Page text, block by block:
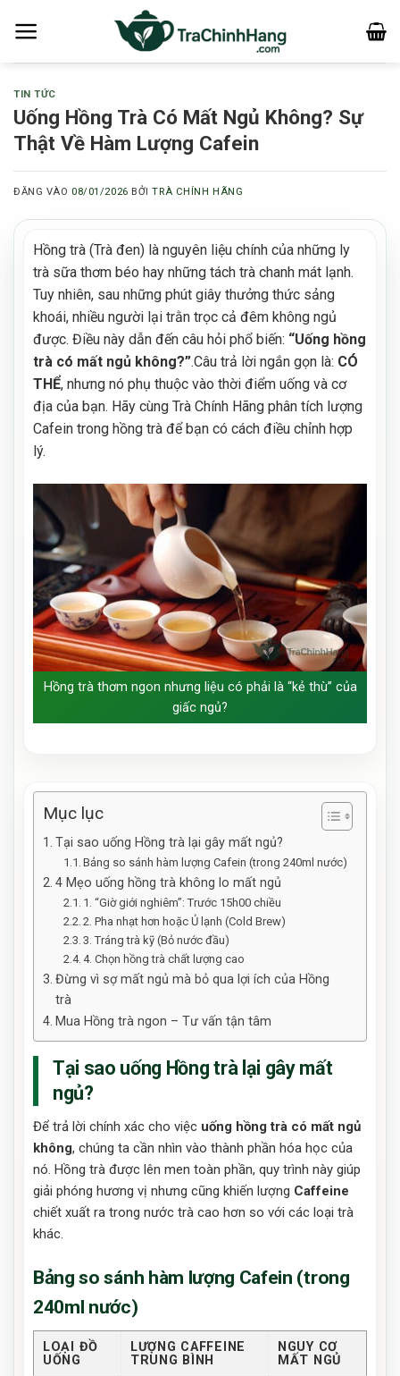
qua
TIN TỨC
Uống Hồng Trà Có Mất Ngủ Không? Sự
Thật Về Hàm Lượng Cafein
ĐĂNG VÀO 08/01/2026 BỞITRÀ CHÍNH HÃNG
Hồng trà (Trà đen) là nguyên liệu chính của những ly
trà sữa thơm béo hay những tách trà chanh mát lạnh.
Tuy nhiên, sau những phút giây thưởng thức sảng
khoái, nhiều người lại trằn trọc cả đêm không ngủ
được. Điều này dẫn đến câu hỏi phổ biến: “Uống hồng
trà có mất ngủ không?”.Câu trả lời ngắn gọn là: CÓ
THỂ, nhưng nó phụ thuộc vào thời điểm uống và cơ
địa của bạn. Hãy cùng Trà Chính Hãng phân tích lượng
Cafein trong hồng trà để bạn có cách điều chỉnh hợp
lý.
Hồng trà thơm ngon nhưng liệu có phải là “kẻ thù” của
giấc ngủ?
Mục lục
Tại sao uống Hồng trà lại gây mất ngủ?
Bảng so sánh hàm lượng Cafein (trong 240ml nước)
4 Mẹo uống hồng trà không lo mất ngủ
1. “Giờ giới nghiêm”: Trước 15h00 chiều
2. Pha nhạt hơn hoặc Ủ lạnh (Cold Brew)
3. Tráng trà kỹ (Bỏ nước đầu)
4. Chọn hồng trà chất lượng cao
Đừng vì sợ mất ngủ mà bỏ qua lợi ích của Hồng
trà
Mua Hồng trà ngon – Tư vấn tận tâm
Tại sao uống Hồng trà lại gây mất
ngủ?
Để trả lời chính xác cho việc uống hồng trà có mất ngủ
không, chúng ta cần nhìn vào thành phần hóa học của
nó. Hồng trà được lên men toàn phần, quy trình này giúp
giải phóng hương vị nhưng cũng khiến lượng Caffeine
chiết xuất ra trong nước trà cao hơn so với các loại trà
khác.
Bảng so sánh hàm lượng Cafein (trong
240ml nước)
LOẠI ĐỒ
UỐNG
LƯỢNG CAFFEINE
TRUNG BÌNH
NGUY CƠ
MẤT NGỦ